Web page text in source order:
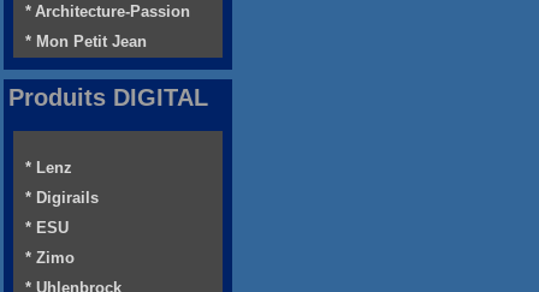
* Architecture-Passion
* Mon Petit Jean
Produits DIGITAL
* Lenz
* Digirails
* ESU
* Zimo
* Uhlenbrock